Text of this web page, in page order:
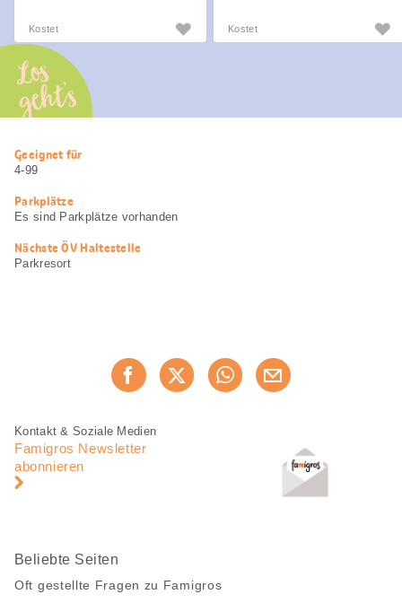
Kostet Kostet
Los
geht’s
Nützliche
Informationen
Geeignet für
4-99
Parkplätze
Es sind Parkplätze vorhanden
Nächste ÖV Haltestelle
Parkresort
Jetzt weiterempfehlen
Fusszeile
Fusszeile
Navigation
Kontakt & Soziale Medien
Famigros Newsletter
abonnieren
Beliebte Seiten
Oft gestellte Fragen zu Famigros